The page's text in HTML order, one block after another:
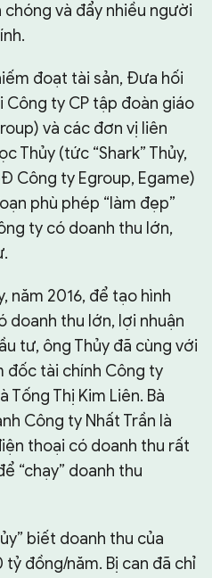
và đẩy nhiều người
đoạt tài sản, Đưa hối
Công ty CP tập đoàn giáo
và các đơn vị liên
Thủy (tức “Shark” Thủy,
Công ty Egroup, Egame)
phù phép “làm đẹp”
ty có doanh thu lớn,
năm 2016, để tạo hình
doanh thu lớn, lợi nhuận
tư, ông Thủy đã cùng với
đốc tài chính Công ty
Tống Thị Kim Liên. Bà
Công ty Nhất Trần là
thoại có doanh thu rất
“chạy” doanh thu
biết doanh thu của
đồng/năm. Bị can đã chỉ